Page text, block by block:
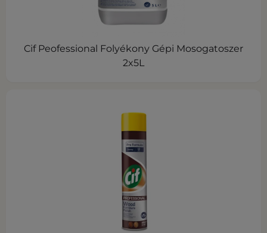
Cif Peofessional Folyékony Gépi Mosogatoszer
2x5L